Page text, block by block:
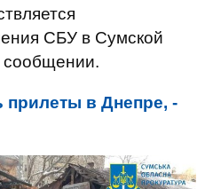
СБУ в Сумской
сообщении.
прилеты в Днепре, -